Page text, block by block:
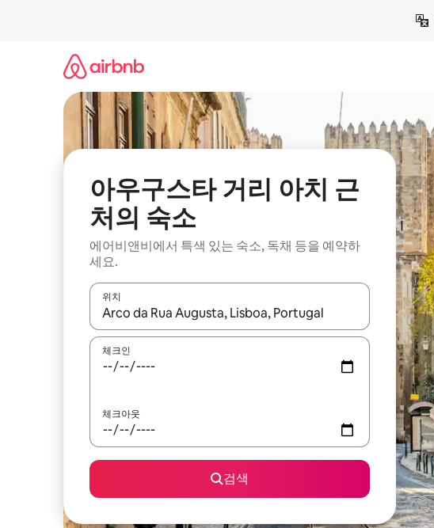
아우구스타 거리 아치 근
처의 숙소
에어비앤비에서 특색 있는 숙소, 독채 등을 예약하
세요.
위치
결과가 나오면 위·아래 화살표 키를 사용하거나 터치 또는 스와이프
체크인
체크아웃
검색